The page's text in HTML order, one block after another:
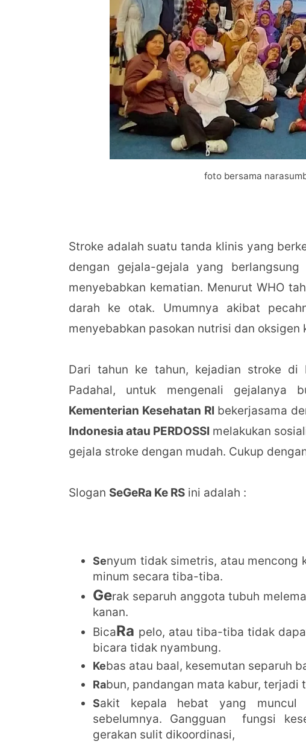
foto bersama
Stroke adalah suatu tanda klinis yang
dengan gejala-gejala yang
menyebabkan kematian. Menurut WHO
darah ke otak. Umumnya akibat
menyebabkan pasokan nutrisi dan oksigen
Dari tahun ke tahun, kejadian stroke di
Padahal, untuk mengenali gejalanya
Kementerian Kesehatan RI bekerjasama
Indonesia atau PERDOSSI melakukan
gejala stroke dengan mudah. Cukup
Slogan SeGeRa Ke RS ini adalah :
Senyum tidak simetris, atau mencong
minum secara tiba-tiba.
Gerak separuh anggota tubuh
kanan.
BicaRa pelo, atau tiba-tiba tidak
bicara tidak nyambung.
Kebas atau baal, kesemutan separuh
Rabun, pandangan mata kabur, terjadi
Sakit kepala hebat yang muncul
sebelumnya. Gangguan fungsi
gerakan sulit dikoordinasi,